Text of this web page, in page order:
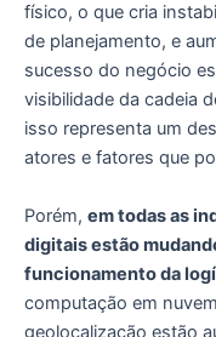
físico, o que cria
de planejamento, e
sucesso do negócio
visibilidade da cadeia
isso representa um
atores e fatores que
Porém, em todas as
digitais estão
funcionamento da
computação em
geolocalização estão